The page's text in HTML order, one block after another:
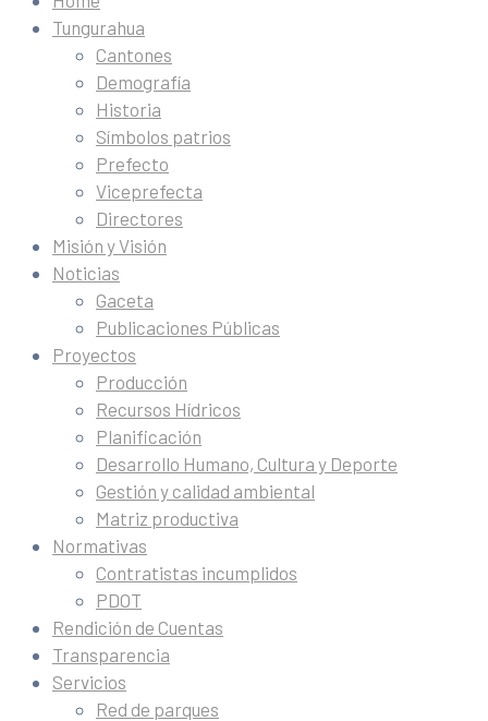
Tungurahua
Cantones
Demografía
Historia
Símbolos patrios
Prefecto
Viceprefecta
Directores
Misión y Visión
Noticias
Gaceta
Publicaciones Públicas
Proyectos
Producción
Recursos Hídricos
Planificación
Desarrollo Humano, Cultura y Deporte
Gestión y calidad ambiental
Matriz productiva
Normativas
Contratistas incumplidos
PDOT
Rendición de Cuentas
Transparencia
Servicios
Red de parques